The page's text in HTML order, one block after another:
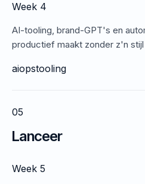
Week 4
AI-tooling, brand-GPT's en
productief maakt zonder z'n
aiopstooling
05
Lanceer
Week 5